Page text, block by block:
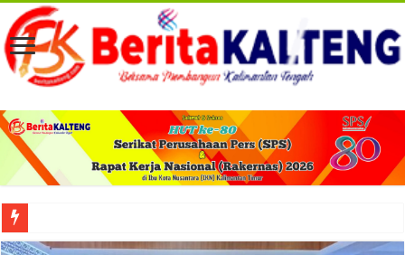
Viral! Selama Dua Bulan Lebih Siltap Serta Tunjangan Pemdes dan BPD di